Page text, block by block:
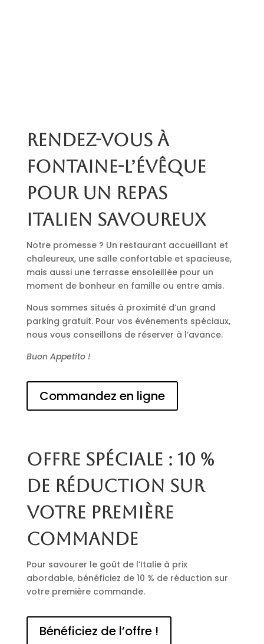
Rendez-vous à
Fontaine-l’Évêque
pour un repas
italien savoureux
Notre promesse ? Un restaurant accueillant et
chaleureux, une salle confortable et spacieuse,
mais aussi une terrasse ensoleillée pour un
moment de bonheur en famille ou entre amis.
Nous sommes situés à proximité d’un grand
parking gratuit. Pour vos événements spéciaux,
nous vous conseillons de réserver à l’avance.
Buon Appetito !
Commandez en ligne
Offre spéciale : 10 %
de réduction sur
votre première
commande
Pour savourer le goût de l’Italie à prix
abordable, bénéficiez de 10 % de réduction sur
votre première commande.
Bénéficiez de l’offre !